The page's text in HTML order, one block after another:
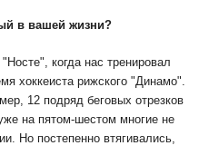
в вашей жизни?
когда нас тренировал
хоккеиста рижского "Динамо".
12 подряд беговых отрезков
на пятом-шестом многие не
Но постепенно втягивались,